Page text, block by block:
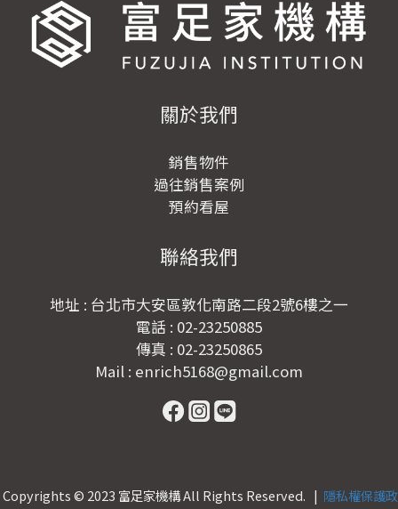
關於我們
銷售物件
過往銷售案例
預約看屋
聯絡我們
地址 : 台北市大安區敦化南路二段2號6樓之一
電話 : 02-23250885
傳真 : 02-23250865
Mail : enrich5168@gmail.com
Copyrights © 2023 富足家機構 All Rights Reserved. | 隱私權保護政